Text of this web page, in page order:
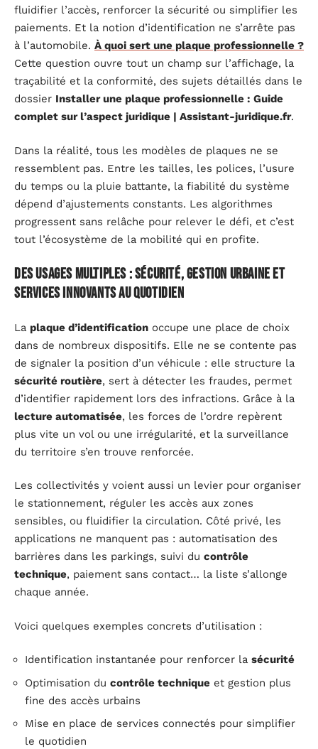
fluidifier l’accès, renforcer la sécurité ou simplifier les
paiements. Et la notion d’identification ne s’arrête pas
à l’automobile. À quoi sert une plaque professionnelle ?
Cette question ouvre tout un champ sur l’affichage, la
traçabilité et la conformité, des sujets détaillés dans le
dossier Installer une plaque professionnelle : Guide
complet sur l’aspect juridique | Assistant-juridique.fr.
Dans la réalité, tous les modèles de plaques ne se
ressemblent pas. Entre les tailles, les polices, l’usure
du temps ou la pluie battante, la fiabilité du système
dépend d’ajustements constants. Les algorithmes
progressent sans relâche pour relever le défi, et c’est
tout l’écosystème de la mobilité qui en profite.
Des usages multiples : sécurité, gestion urbaine et
services innovants au quotidien
La plaque d’identification occupe une place de choix
dans de nombreux dispositifs. Elle ne se contente pas
de signaler la position d’un véhicule : elle structure la
sécurité routière, sert à détecter les fraudes, permet
d’identifier rapidement lors des infractions. Grâce à la
lecture automatisée, les forces de l’ordre repèrent
plus vite un vol ou une irrégularité, et la surveillance
du territoire s’en trouve renforcée.
Les collectivités y voient aussi un levier pour organiser
le stationnement, réguler les accès aux zones
sensibles, ou fluidifier la circulation. Côté privé, les
applications ne manquent pas : automatisation des
barrières dans les parkings, suivi du contrôle
technique, paiement sans contact… la liste s’allonge
chaque année.
Voici quelques exemples concrets d’utilisation :
Identification instantanée pour renforcer la sécurité
Optimisation du contrôle technique et gestion plus
fine des accès urbains
Mise en place de services connectés pour simplifier
le quotidien